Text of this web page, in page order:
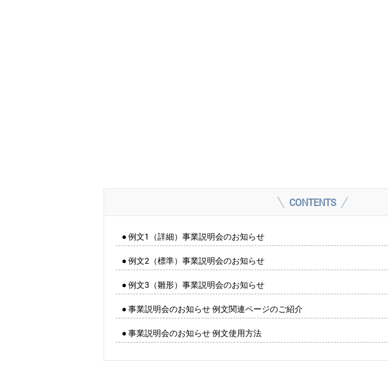
CONTENTS
● 例文1（詳細）事業説明会のお知らせ
● 例文2（標準）事業説明会のお知らせ
● 例文3（雛形）事業説明会のお知らせ
● 事業説明会のお知らせ 例文関連ページのご紹介
● 事業説明会のお知らせ 例文使用方法